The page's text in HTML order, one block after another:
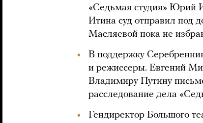
«Седьмая студия» Юрий
Итина суд отправил под
Масляевой пока не
В поддержку
и режиссеры. Евгений
Владимиру Путину
расследование дела
Гендиректор Большого